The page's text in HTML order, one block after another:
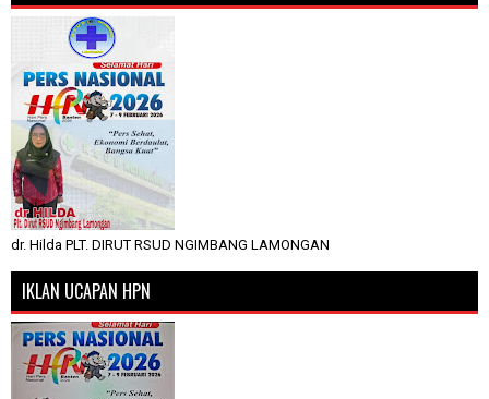
dr. Hilda PLT. DIRUT RSUD NGIMBANG LAMONGAN
IKLAN UCAPAN HPN